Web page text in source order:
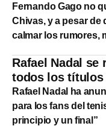
Fernando Gago no
Chivas, y a pesar de
calmar los rumores,
Rafael Nadal se
todos los títulos
Rafael Nadal ha
para los fans del
principio y un final”